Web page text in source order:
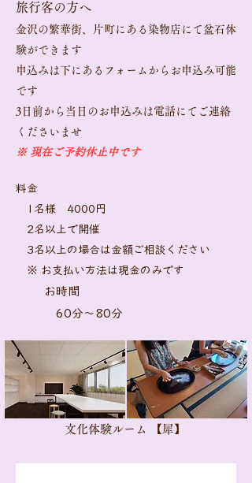
旅行客の方へ
金沢の繁華街、片町にある染物店にて盆石体
験ができます
申込みは下にあるフォームからお申込み可能
です
​3日前から当日のお申込みは電話にてご連絡
くださいませ
※ 現在ご予約休止中です
料金
1名様 4000円
2名以上で開催 ​
3名以上の場合は金額ご相談ください
※ お支払い方法は現金のみです
お時間
60分～80分
​文化体験ルーム 【犀】